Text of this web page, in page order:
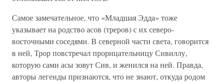
Самое замечательное, что «Младшая Эдда» тоже
указывает на родство асов (треров) с их северо-
восточными соседями. В северной части света, говорится
в ней, Трор повстречал прорицательницу Сивиллу,
которую сами асы зовут Сив, и женился на ней. Правда,
авторы легенды признаются, что не знают, откуда родом